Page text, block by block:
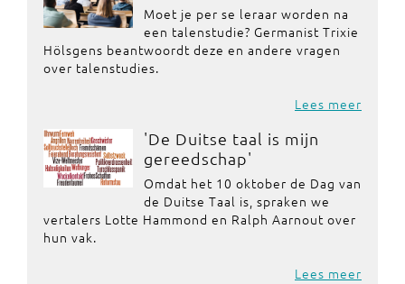
Moet je per se leraar worden na
een talenstudie? Germanist Trixie
Hölsgens beantwoordt deze en andere vragen
over talenstudies.
Lees meer
'De Duitse taal is mijn
gereedschap'
Omdat het 10 oktober de Dag van
de Duitse Taal is, spraken we
vertalers Lotte Hammond en Ralph Aarnout over
hun vak.
Lees meer